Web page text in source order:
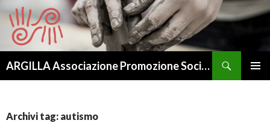
ARGILLA Associazione Promozione Sociale – APS
Archivi tag: autismo